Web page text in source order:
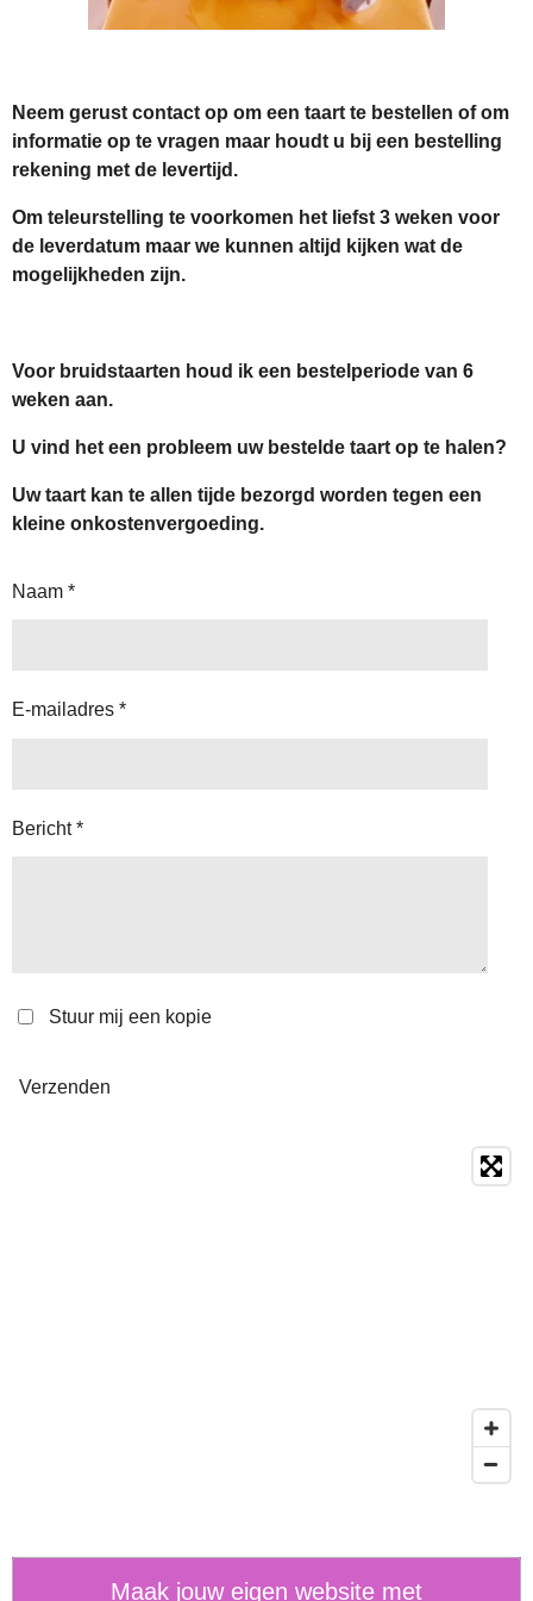
Neem gerust contact op om een taart te bestellen of om
informatie op te vragen maar houdt u bij een bestelling
rekening met de levertijd.
Om teleurstelling te voorkomen het liefst 3 weken voor
de leverdatum maar we kunnen altijd kijken wat de
mogelijkheden zijn.
Voor bruidstaarten houd ik een bestelperiode van 6
weken aan.
U vind het een probleem uw bestelde taart op te halen?
Uw taart kan te allen tijde bezorgd worden tegen een
kleine onkostenvergoeding.
Naam *
E-mailadres *
Bericht *
Stuur mij een kopie
Verzenden
Maak jouw eigen website met